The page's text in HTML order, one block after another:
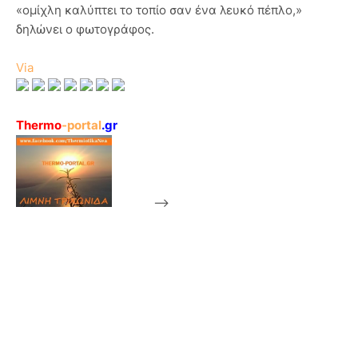
«ομίχλη καλύπτει το τοπίο σαν ένα λευκό πέπλο,»
δηλώνει ο φωτογράφος.
Via
Thermo-portal.gr
-->